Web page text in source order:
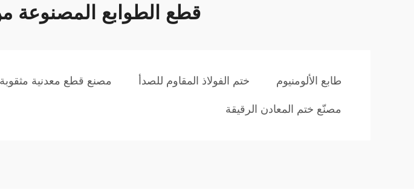
قطع الطوابع المصنوعة
طابع الألومنيوم ختم الفولاذ المقاوم للصدأ مصنع قطع معدنية مثقوبة
مصنّع ختم المعادن الرقيقة